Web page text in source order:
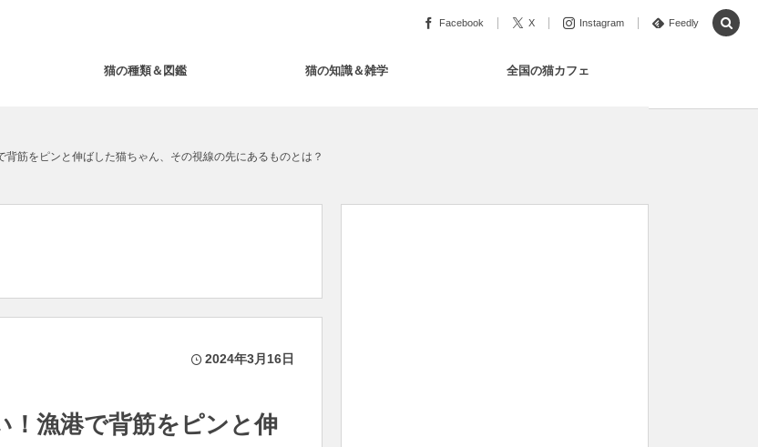
Facebook X Instagram Feedly
猫の種類＆図鑑 猫の知識＆雑学 全国の猫カフェ
筋をピンと伸ばした猫ちゃん、その視線の先にあるものとは？
2024年3月16日
漁港で背筋をピンと伸